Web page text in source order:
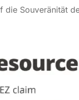
Souveränität